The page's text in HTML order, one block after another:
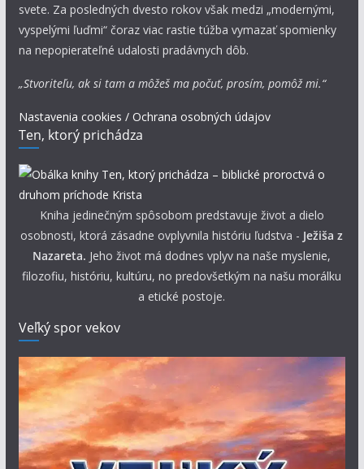
svete. Za posledných dvesto rokov však medzi „modernými,
vyspelými ľuďmi“ čoraz viac rastie túžba vymazať spomienky
na nepopierateľné udalosti pradávnych dôb.
„Stvoriteľu, ak si tam a môžeš ma počuť, prosím, pomôž mi.“
Nastavenia cookies / Ochrana osobných údajov
Ten, ktorý prichádza
Kniha jedinečným spôsobom predstavuje život a dielo
osobnosti, ktorá zásadne ovplyvnila históriu ľudstva - Ježiša z
Nazareta. Jeho život má dodnes vplyv na naše myslenie,
filozofiu, históriu, kultúru, no predovšetkým na našu morálku
a etické postoje.
Veľký spor vekov